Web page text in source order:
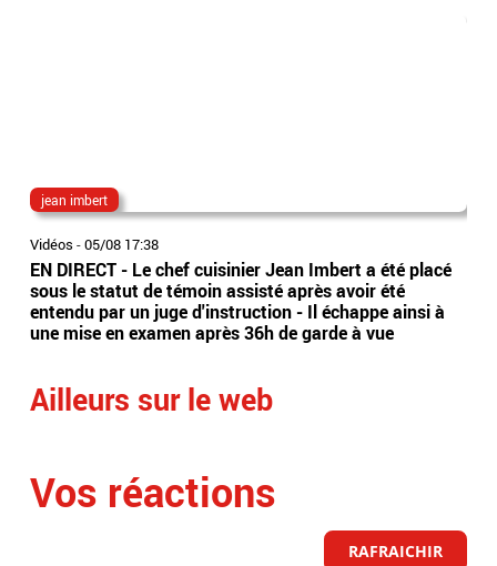
jean imbert
Vidéos -05/08 17:38
EN DIRECT - Le chef cuisinier Jean Imbert a été placé
sous le statut de témoin assisté après avoir été
entendu par un juge d'instruction - Il échappe ainsi à
une mise en examen après 36h de garde à vue
Ailleurs sur le web
Vos réactions
RAFRAICHIR